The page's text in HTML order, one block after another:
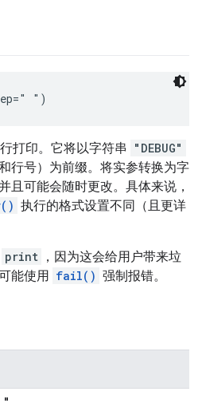
")
打印。它将以字符串
"DEBUG"
行号）为前缀。将实参转换为字
且可能会随时更改。具体来说，
执行的格式设置不同（且更详
print ，因为这会给用户带来垃
能使用 fail() 强制报错。